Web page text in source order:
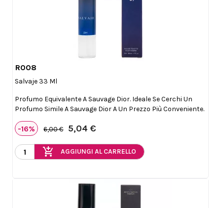
R008
Salvaje 33 Ml
Profumo Equivalente A Sauvage Dior. Ideale Se Cerchi Un
Profumo Simile A Sauvage Dior A Un Prezzo Più Conveniente.
-16% 6,00 € 5,04 €
add_shopping_cart AGGIUNGI AL CARRELLO